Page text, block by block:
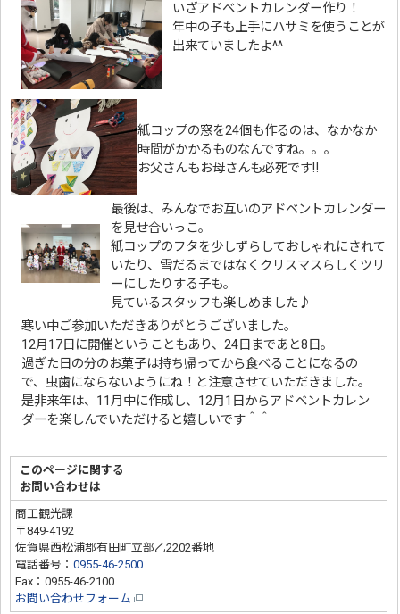
いざアドベントカレンダー作り！
年中の子も上手にハサミを使うことが
出来ていましたよ^^
紙コップの窓を24個も作るのは、なかなか
時間がかかるものなんですね。。。
お父さんもお母さんも必死です‼
最後は、みんなでお互いのアドベントカレンダー
を見せ合いっこ。
紙コップのフタを少しずらしておしゃれにされて
いたり、雪だるまではなくクリスマスらしくツリ
ーにしたりする子も。
見ているスタッフも楽しめました♪
寒い中ご参加いただきありがとうございました。
12月17日に開催ということもあり、24日まであと8日。
過ぎた日の分のお菓子は持ち帰ってから食べることになるの
で、虫歯にならないようにね！と注意させていただきました。
是非来年は、11月中に作成し、12月1日からアドベントカレン
ダーを楽しんでいただけると嬉しいです＾＾
このページに関する
お問い合わせは
商工観光課
〒849-4192
佐賀県西松浦郡有田町立部乙2202番地
電話番号：0955-46-2500
Fax：0955-46-2100
お問い合わせフォーム